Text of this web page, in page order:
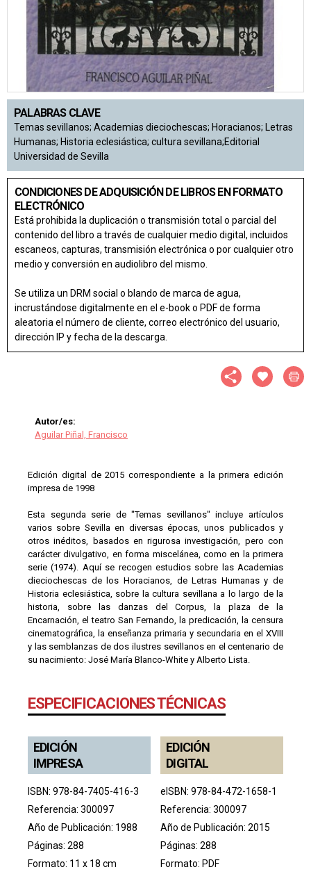
PALABRAS CLAVE
Temas sevillanos; Academias dieciochescas; Horacianos; Letras
Humanas; Historia eclesiástica; cultura sevillana;Editorial
Universidad de Sevilla
CONDICIONES DE ADQUISICIÓN DE LIBROS EN FORMATO
ELECTRÓNICO
Está prohibida la duplicación o transmisión total o parcial del
contenido del libro a través de cualquier medio digital, incluidos
escaneos, capturas, transmisión electrónica o por cualquier otro
medio y conversión en audiolibro del mismo.
Se utiliza un DRM social o blando de marca de agua,
incrustándose digitalmente en el e-book o PDF de forma
aleatoria el número de cliente, correo electrónico del usuario,
dirección IP y fecha de la descarga.
Autor/es:
Aguilar Piñal, Francisco
Edición digital de 2015 correspondiente a la primera edición
impresa de 1998
Esta segunda serie de "Temas sevillanos" incluye artículos
varios sobre Sevilla en diversas épocas, unos publicados y
otros inéditos, basados en rigurosa investigación, pero con
carácter divulgativo, en forma miscelánea, como en la primera
serie (1974). Aquí se recogen estudios sobre las Academias
dieciochescas de los Horacianos, de Letras Humanas y de
Historia eclesiástica, sobre la cultura sevillana a lo largo de la
historia, sobre las danzas del Corpus, la plaza de la
Encarnación, el teatro San Fernando, la predicación, la censura
cinematográfica, la enseñanza primaria y secundaria en el XVIII
y las semblanzas de dos ilustres sevillanos en el centenario de
su nacimiento: José María Blanco-White y Alberto Lista.
ESPECIFICACIONES TÉCNICAS
EDICIÓN
IMPRESA
ISBN: 978-84-7405-416-3
Referencia: 300097
Año de Publicación: 1988
Páginas: 288
Formato: 11 x 18 cm
EDICIÓN
DIGITAL
eISBN: 978-84-472-1658-1
Referencia: 300097
Año de Publicación: 2015
Páginas: 288
Formato: PDF